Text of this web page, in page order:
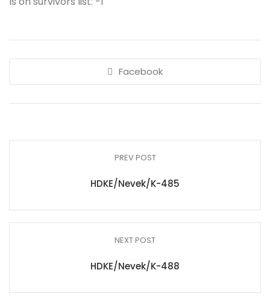
Facebook
PREV POST
HDKE/Nevek/K-485
NEXT POST
HDKE/Nevek/K-488